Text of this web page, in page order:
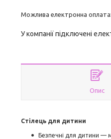
У компанії підключені
Опис
Стілець для дитини
Безпечні для дитини —